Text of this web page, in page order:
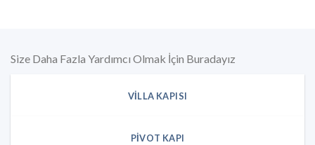
Size Daha Fazla Yardımcı Olmak İçin Buradayız
VILLA KAPISI
PIVOT KAPI